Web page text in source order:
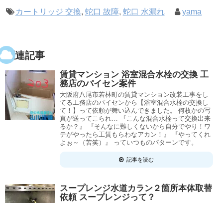
カートリッジ 交換, 蛇口 故障, 蛇口 水漏れ yama
関連記事
賃貸マンション 浴室混合水栓の交換 工
務店のパイセン案件
大阪府八尾市若林町の賃貸マンション改装工事をし
てる工務店のパイセンから【浴室混合水栓の交換し
て！】って依頼が舞い込んできました。 何枚かの写
真が送ってこられ… 『こんな混合水栓って交換出来
るか？』 『そんなに難しくないから自分でやり！ワ
テがやったら工賃もらわなアカン！』 『やってくれ
よぉ～（苦笑）』 っていつものパターンです。
記事を読む
スープレンジ水道カラン２箇所本体取替
依頼 スープレンジって？